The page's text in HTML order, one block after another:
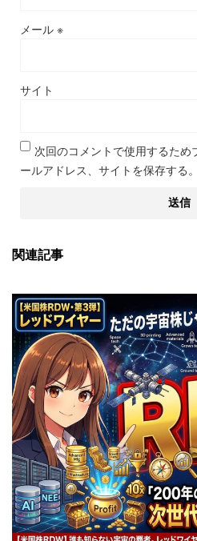
メール ※
サイト
次回のコメントで使用するため
ールアドレス、サイトを保存する。
関連記事